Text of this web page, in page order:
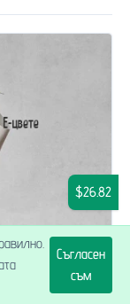
Съгласен
съм
$26.82